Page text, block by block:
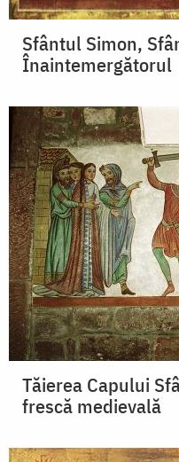
Sfântul Simon,
Înaintemergătorul
Tăierea Capului
frescă medievală